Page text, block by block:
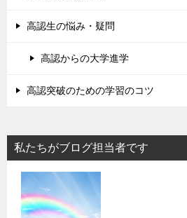
高認生の悩み・疑問
高認からの大学進学
高認突破のための学習のコツ
私たちがブログ担当者です